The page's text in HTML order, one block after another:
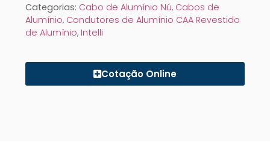
Categorias: Cabo de Alumínio Nú, Cabos de
Alumínio, Condutores de Alumínio CAA Revestido
de Alumínio, Intelli
Cotação Online